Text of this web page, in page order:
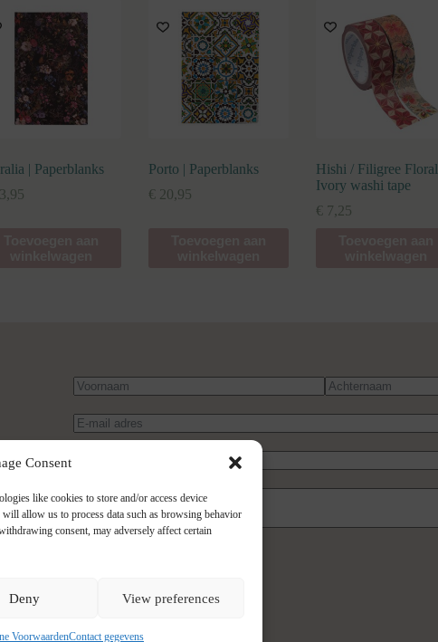
Consent
like cookies to store and/or access device
allow us to process data such as browsing behavior
consent, may adversely affect certain
Deny View preferences
VoorwaardenContact gegevens
| Paperblanks
Porto | Paperblanks
€ 20,95
Hishi / Filigree Floral
Ivory washi tape
€ 7,25